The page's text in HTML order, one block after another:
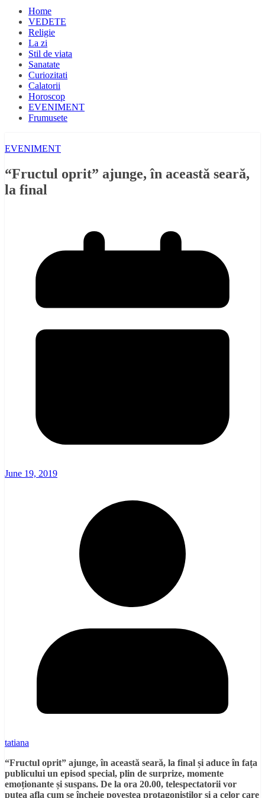
Home
VEDETE
Religie
La zi
Stil de viata
Sanatate
Curiozitati
Calatorii
Horoscop
EVENIMENT
Frumusete
EVENIMENT
“Fructul oprit” ajunge, în această seară,
la final
June 19, 2019
tatiana
“Fructul oprit” ajunge, în această seară, la final și aduceîn fața
publicului un episod special, plin de surprize, momente
emoționante și suspans. De la ora 20.00, telespectatorii vor
putea afla cum seîncheie povestea protagoniștilor și a celor care